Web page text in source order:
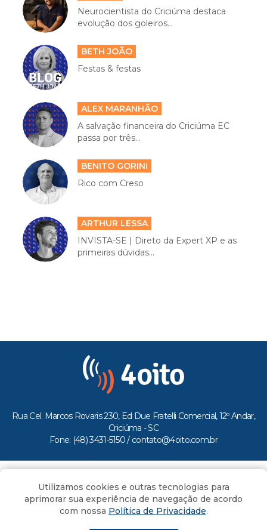
Neurocientista do Criciúma destaca
evolução dos goleiros...
BETH JOÃO
Festas & festas
ALEX MARANHÃO
A salvação financeira do Criciúma EC
passa por três...
BENITO GORINI
Rico com Creso
ARTHUR LESSA
INVISTA-SE | Direto da Expert XP e as
primeiras dúvidas...
Rua Cel. Marcos Rovaris 230, Ed Due Fratelli Comercial, 12º Andar,
Criciúma - SC
Fone: (48) 3431-5150 / contato@4oito.com.br
Todos os direitos reservados ao Portal 4oito
Utilizamos cookies e outras tecnologias para
aprimorar sua experiência de navegação de acordo
com nossa Política de Privacidade.